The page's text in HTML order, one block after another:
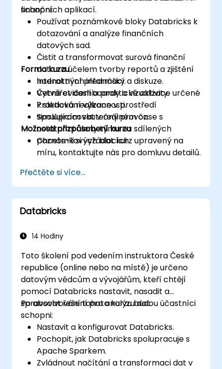
finančních aplikací.
schopni:
Používat poznámkové bloky Databricks k
dotazování a analýze finančních
datových sad.
Čistit a transformovat surová finanční
data za účelem tvorby reportů a zjištění
hodnotných informací.
Vytvářet dashboardy a vizualizace určené
k sledování výkonnosti.
Spolupracovat v reálném čase s
ostatními členy týmu na sdílených
poznámkových blocích.
Forma kurzu
Interaktivní přednášky a diskuze.
Četné cvičení a praktické aktivity.
Praktická realizace v prostředí
simulujícím skutečný provoz.
Možnosti přizpůsobení kurzu
Chcete-li si vyžádat kurz upravený na
míru, kontaktujte nás pro domluvu detailů.
Přečtěte si více...
Databricks
14 Hodiny
Toto školení pod vedením instruktora České
republice (online nebo na místě) je určeno
datovým vědcům a vývojářům, kteří chtějí
pomocí Databricks nastavit, nasadit a
spravovat řešení pro analýzu dat.
Po absolvování tohoto kurzu budou účastníci
schopni:
Nastavit a konfigurovat Databricks.
Pochopit, jak Databricks spolupracuje s
Apache Sparkem.
Zvládnout načítání a transformaci dat v